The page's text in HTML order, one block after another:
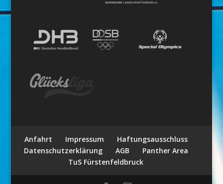
Anfahrt Impressum
Haftungsausschluss
Datenschutzerklärung
AGB
Panther Area
TuS Fürstenfeldbruck